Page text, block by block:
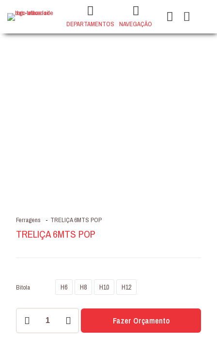
DEPARTAMENTOS NAVEGAÇÃO
Ferragens - TRELIÇA 6MTS POP
TRELIÇA 6MTS POP
Bitola H6 H8 H10 H12
TRELIÇA
POP
Fazer Orçamento